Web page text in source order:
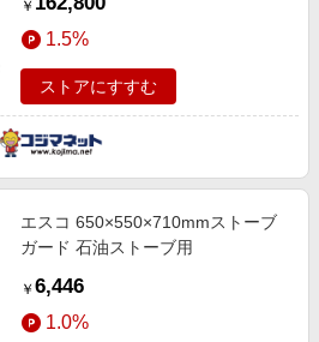
￥
1.5%
ストアにすすむ
エスコ 650×550×710mmストーブ
ガード 石油ストーブ用
￥ 6,446
1.0%